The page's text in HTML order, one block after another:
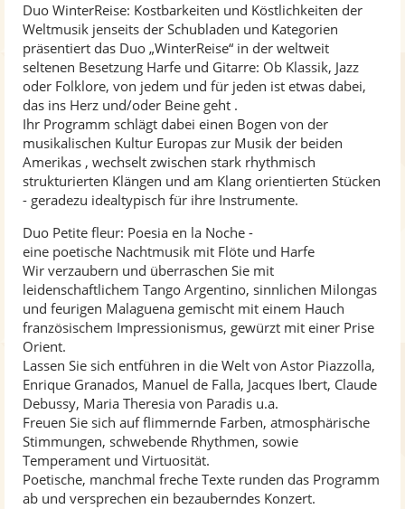
Duo WinterReise: Kostbarkeiten und Köstlichkeiten der
Weltmusik jenseits der Schubladen und Kategorien
präsentiert das Duo „WinterReise“ in der weltweit
seltenen Besetzung Harfe und Gitarre: Ob Klassik, Jazz
oder Folklore, von jedem und für jeden ist etwas dabei,
das ins Herz und/oder Beine geht .
Ihr Programm schlägt dabei einen Bogen von der
musikalischen Kultur Europas zur Musik der beiden
Amerikas , wechselt zwischen stark rhythmisch
strukturierten Klängen und am Klang orientierten Stücken
- geradezu idealtypisch für ihre Instrumente.
Duo Petite fleur: Poesia en la Noche -
eine poetische Nachtmusik mit Flöte und Harfe
Wir verzaubern und überraschen Sie mit
leidenschaftlichem Tango Argentino, sinnlichen Milongas
und feurigen Malaguena gemischt mit einem Hauch
französischem Impressionismus, gewürzt mit einer Prise
Orient.
Lassen Sie sich entführen in die Welt von Astor Piazzolla,
Enrique Granados, Manuel de Falla, Jacques Ibert, Claude
Debussy, Maria Theresia von Paradis u.a.
Freuen Sie sich auf flimmernde Farben, atmosphärische
Stimmungen, schwebende Rhythmen, sowie
Temperament und Virtuosität.
Poetische, manchmal freche Texte runden das Programm
ab und versprechen ein bezauberndes Konzert.